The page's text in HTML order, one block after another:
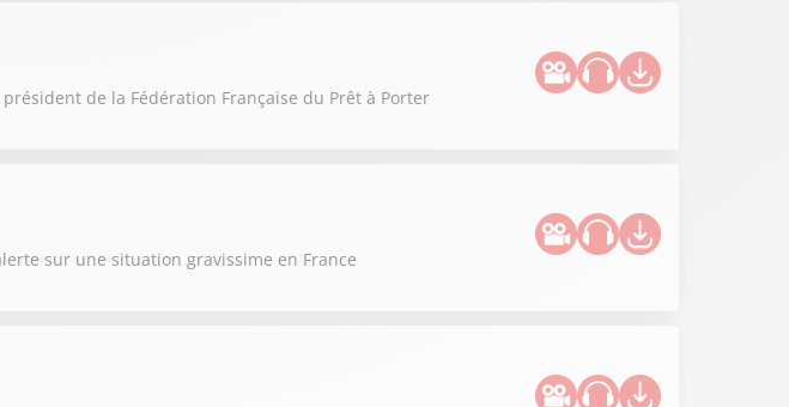
de la Fédération Française du Prêt à Porter
sur une situation gravissime en France